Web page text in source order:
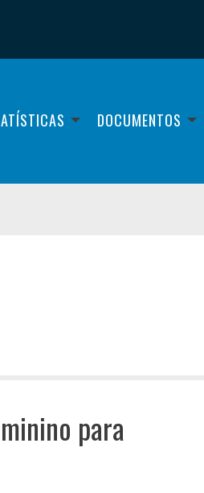
DOCUMENTOS
para